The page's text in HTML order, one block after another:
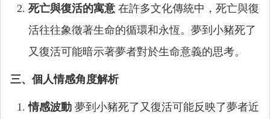
死亡與復活的寓意 在許多文化傳統中，死亡與復
活往往象徵著生命的循環和永恆。夢到小豬死了
又復活可能暗示著夢者對於生命意義的思考。
三、個人情感角度解析
情感波動 夢到小豬死了又復活可能反映了夢者近